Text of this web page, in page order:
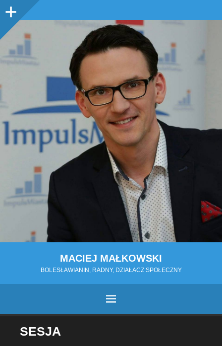
Panel
MACIEJ MAŁKOWSKI
BOLESŁAWIANIN, RADNY, DZIAŁACZ SPOŁECZNY
MENU
PRZESKOCZ
SESJA